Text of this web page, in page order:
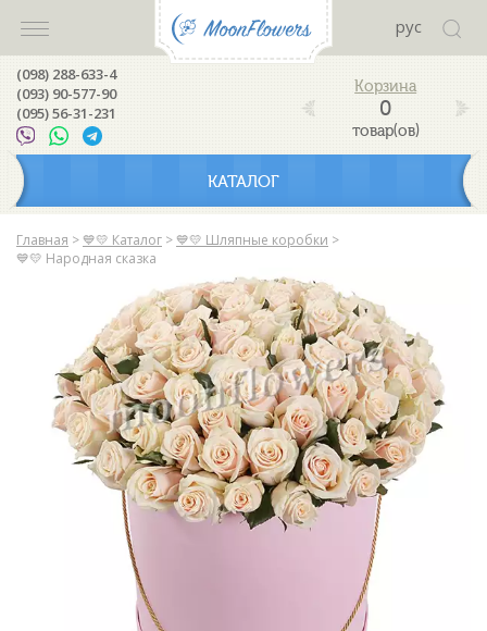
рус
(098) 288-633-4
(093) 90-577-90
(095) 56-31-231
0
товар(ов)
КАТАЛОГ
Главная > 💙💛 Каталог > 💙💛 Шляпные коробки >
💙💛 Народная сказка